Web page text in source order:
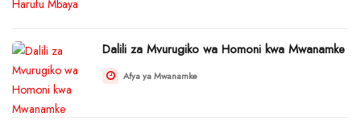
Dalili za Mvurugiko wa Homoni kwa Mwanamke
Afya ya Mwanamke